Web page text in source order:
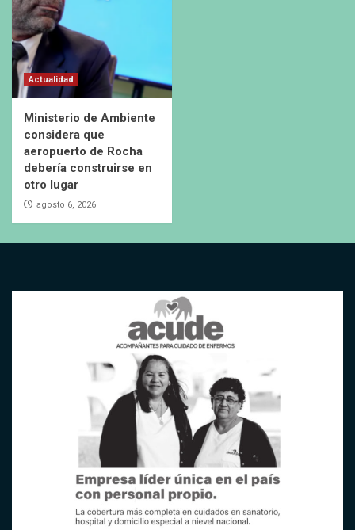
Actualidad
Ministerio de Ambiente
considera que
aeropuerto de Rocha
debería construirse en
otro lugar
agosto 6, 2026